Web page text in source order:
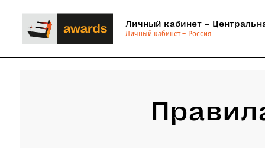
Личный кабинет –
Личный кабинет – Россия